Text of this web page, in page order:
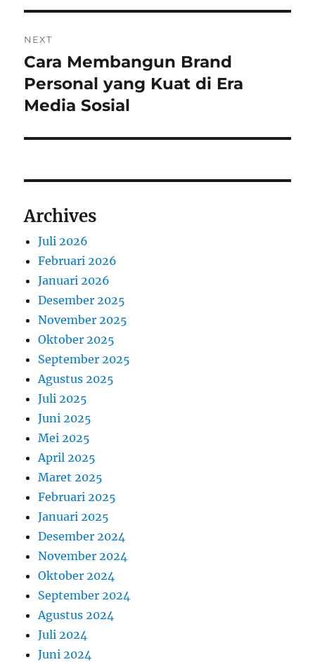
NEXT
Next
post:
Cara Membangun Brand
Personal yang Kuat di Era
Media Sosial
Archives
Juli 2026
Februari 2026
Januari 2026
Desember 2025
November 2025
Oktober 2025
September 2025
Agustus 2025
Juli 2025
Juni 2025
Mei 2025
April 2025
Maret 2025
Februari 2025
Januari 2025
Desember 2024
November 2024
Oktober 2024
September 2024
Agustus 2024
Juli 2024
Juni 2024